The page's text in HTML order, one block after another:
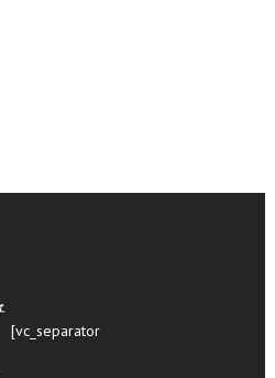
[vc_separator